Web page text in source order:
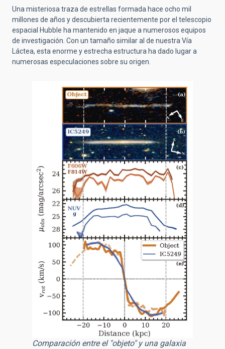
Una misteriosa traza de estrellas formada hace ocho mil
millones de años y descubierta recientemente por el telescopio
espacial Hubble ha mantenido en jaque a numerosos equipos
de investigación. Con un tamaño similar al de nuestra Vía
Láctea, esta enorme y estrecha estructura ha dado lugar a
numerosas especulaciones sobre su origen.
Comparación entre el "objeto" y una galaxia